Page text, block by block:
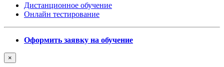
Дистанционное обучение
Онлайн тестирование
Оформить заявку на обучение
×